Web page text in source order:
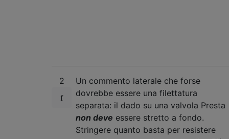
2
Un commento laterale che forse
dovrebbe essere una filettatura
separata: il dado su una valvola Presta
non deve essere stretto a fondo.
Stringere quanto basta per resistere